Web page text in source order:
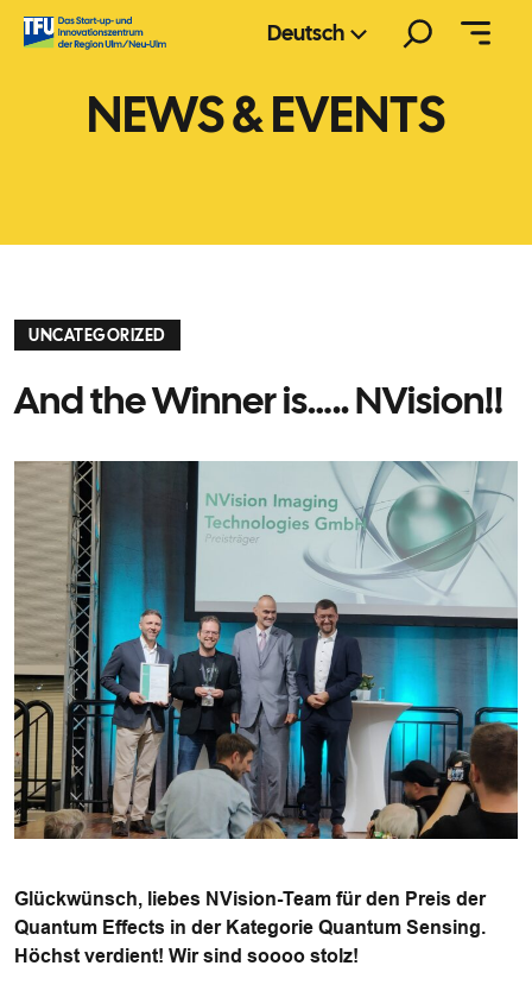
Zum
Inhalt
Deutsch
NEWS & EVENTS
UNCATEGORIZED
And the Winner is….. NVision!!
Glückwünsch, liebes NVision-Team für den Preis der
Quantum Effects in der Kategorie Quantum Sensing.
Höchst verdient! Wir sind soooo stolz!